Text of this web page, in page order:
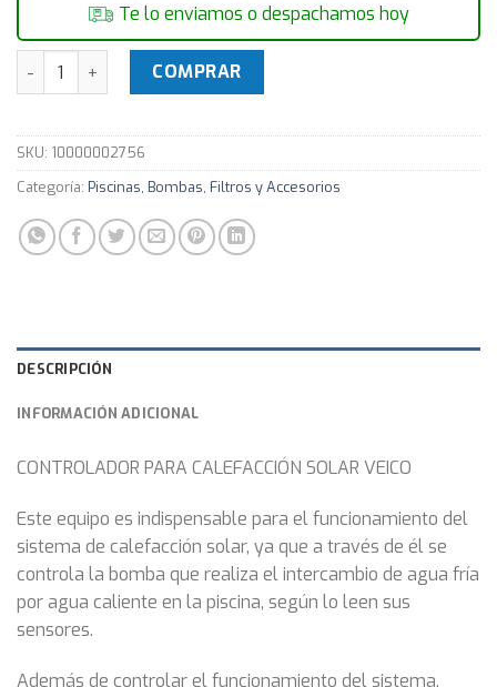
Te lo enviamos o despachamos hoy
CONTROLADOR VEICO DIGITAL DE TEMPERATURA Para
COMPRAR
SKU: 10000002756
Categoría: Piscinas, Bombas, Filtros y Accesorios
DESCRIPCIÓN
INFORMACIÓN ADICIONAL
CONTROLADOR PARA CALEFACCIÓN SOLAR VEICO
Este equipo es indispensable para el funcionamiento del
sistema de calefacción solar, ya que a través de él se
controla la bomba que realiza el intercambio de agua fría
por agua caliente en la piscina, según lo leen sus
sensores.
Además de controlar el funcionamiento del sistema,